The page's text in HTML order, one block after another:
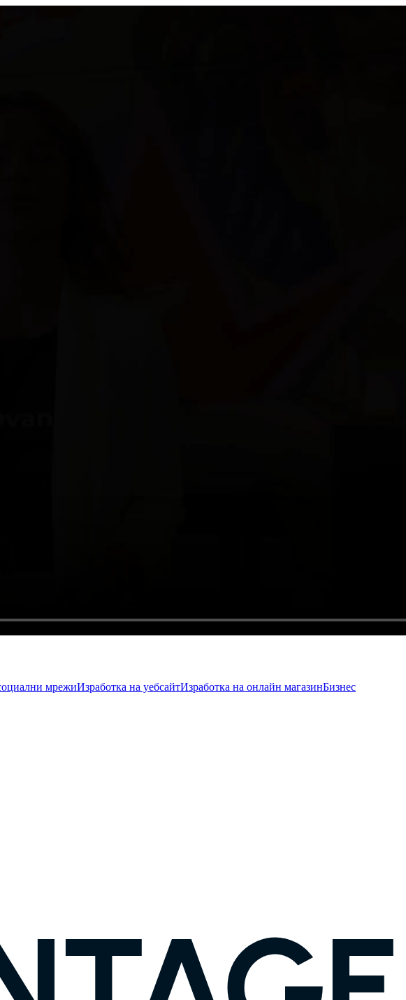
мрежиИзработка на уебсайтИзработка на онлайн магазинБизнес